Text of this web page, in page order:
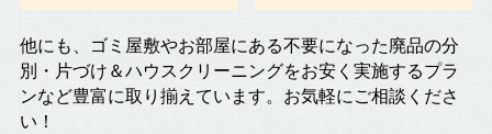
他にも、ゴミ屋敷やお部屋にある不要になった廃品の分
別・片づけ＆ハウスクリーニングをお安く実施するプラ
ンなど豊富に取り揃えています。お気軽にご相談くださ
い！